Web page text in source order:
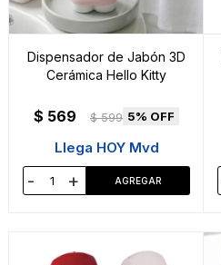
Dispensador de Jabón 3D
Cerámica Hello Kitty
$ 569 $ 599 5
Llega HOY Mvd
- +